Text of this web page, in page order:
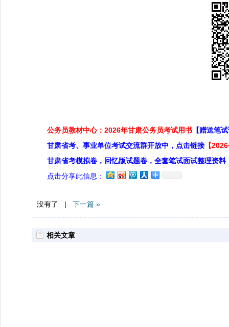
公务员教材中心：2026年甘肃公务员考试用书 【赠送笔
甘肃省考、事业单位考试交流群开放中，点击链接 【
甘肃省考模拟卷，回忆版试题卷，全套笔试面试整理资料
点击分享此信息：
没有了 | 下一篇 »
相关文章